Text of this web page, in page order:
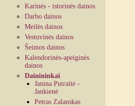
Karinės - istorinės dainos
Darbo dainos
Meilės dainos
Vestuvinės dainos
Šeimos dainos
Kalendorinės-apeiginės
dainos
Dainininkai
Janina Putraitė -
Jankienė
Petras Zalanskas